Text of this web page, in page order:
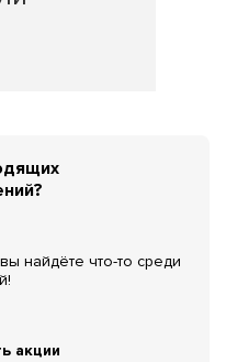
найдёте что-то среди
акции